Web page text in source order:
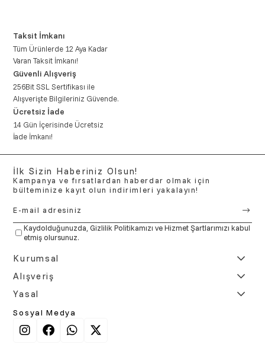
Taksit İmkanı
Tüm Ürünlerde 12 Aya Kadar
Varan Taksit İmkanı!
Güvenli Alışveriş
256Bit SSL Sertifikası ile
Alışverişte Bilgileriniz Güvende.
Ücretsiz İade
14 Gün İçerisinde Ücretsiz
İade İmkanı!
İlk Sizin Haberiniz Olsun!
Kampanya ve fırsatlardan haberdar olmak için
bülteminize kayıt olun indirimleri yakalayın!
Kaydolduğunuzda, Gizlilik Politikamızı veHizmet Şartlarımızı kabul
etmiş olursunuz.
Kurumsal
Alışveriş
Yasal
Sosyal Medya